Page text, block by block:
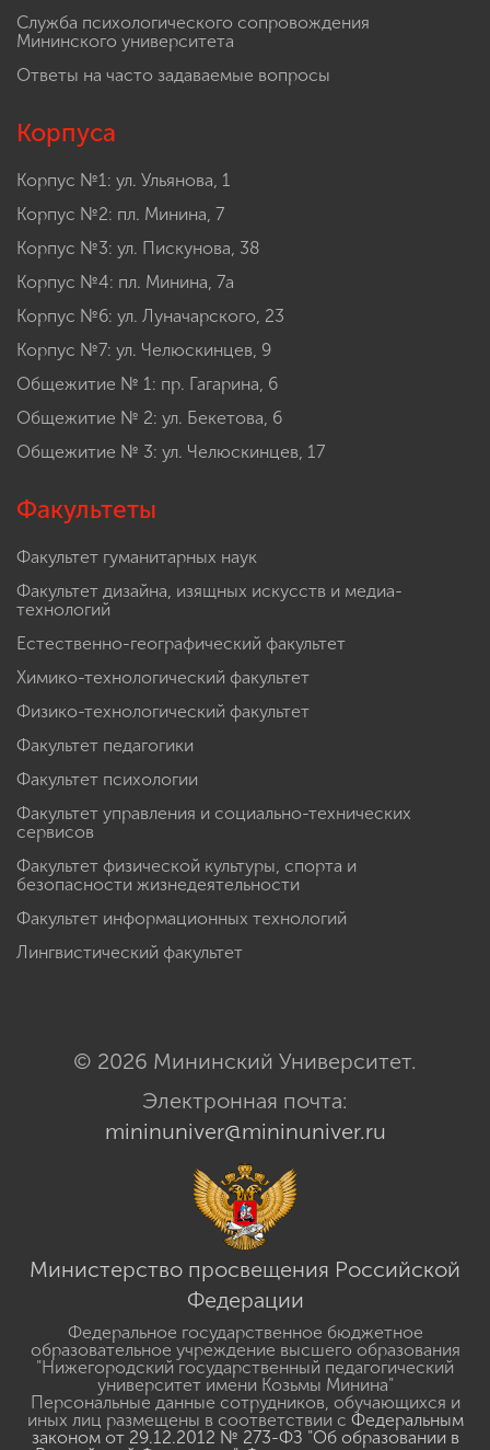
Служба психологического сопровождения
Мининского университета
Ответы на часто задаваемые вопросы
Корпуса
Корпус №1: ул. Ульянова, 1
Корпус №2: пл. Минина, 7
Корпус №3: ул. Пискунова, 38
Корпус №4: пл. Минина, 7а
Корпус №6: ул. Луначарского, 23
Корпус №7: ул. Челюскинцев, 9
Общежитие № 1: пр. Гагарина, 6
Общежитие № 2: ул. Бекетова, 6
Общежитие № 3: ул. Челюскинцев, 17
Факультеты
Факультет гуманитарных наук
Факультет дизайна, изящных искусств и медиа-
технологий
Естественно-географический факультет
Химико-технологический факультет
Физико-технологический факультет
Факультет педагогики
Факультет психологии
Факультет управления и социально-технических
сервисов
Факультет физической культуры, спорта и
безопасности жизнедеятельности
Факультет информационных технологий
Лингвистический факультет
© 2026 Мининский Университет.
Электронная почта:
mininuniver@mininuniver.ru
Министерство просвещения Российской
Федерации
Федеральное государственное бюджетное
образовательное учреждение высшего образования
"Нижегородский государственный педагогический
университет имени Козьмы Минина"
Персональные данные сотрудников, обучающихся и
иных лиц размещены в соответствии с Федеральным
законом от 29.12.2012 № 273-ФЗ "Об образовании в